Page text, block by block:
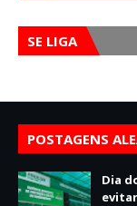
SE LIGA
POSTAGENS
Dia